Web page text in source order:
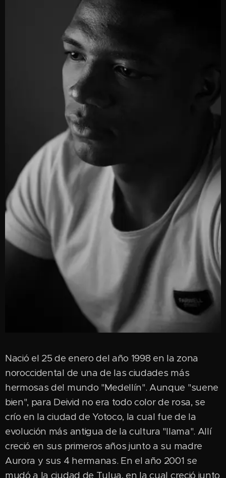
Nació el 25 de enero del año 1998 en la zona
noroccidental de una de las ciudades más
hermosas del mundo "Medellín". Aunque "suene
bien", para Deivid no era todo color de rosa, se
crío en la ciudad de Yotoco, la cual fue de la
evolución más antigua de la cultura "Ilama". Allí
creció en sus primeros años junto a su madre
Aurora y sus 4 hermanas. En el año 2001 se
mudó a la ciudad de Tulua, en la cual creció junto